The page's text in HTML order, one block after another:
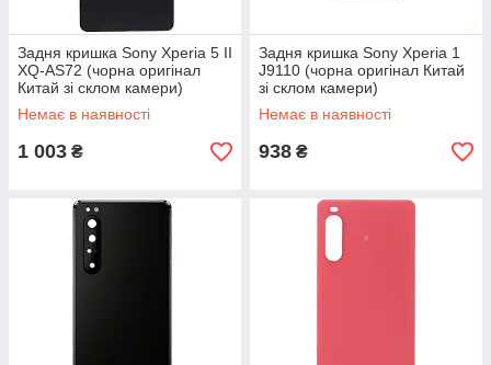
Задня кришка Sony Xperia 5 II
XQ-AS72 (чорна оригінал
Китай зі склом камери)
Немає в наявності
1 003 ₴
Задня кришка Sony Xperia 1
J9110 (чорна оригінал Китай
зі склом камери)
Немає в наявності
938 ₴